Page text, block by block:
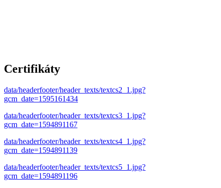
Certifikáty
data/headerfooter/header_texts/textcs2_1.jpg?
gcm_date=1595161434
data/headerfooter/header_texts/textcs3_1.jpg?
gcm_date=1594891167
data/headerfooter/header_texts/textcs4_1.jpg?
gcm_date=1594891139
data/headerfooter/header_texts/textcs5_1.jpg?
gcm_date=1594891196